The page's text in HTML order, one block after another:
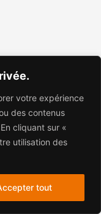
votre expérience
des contenus
cliquant sur «
utilisation des
tout